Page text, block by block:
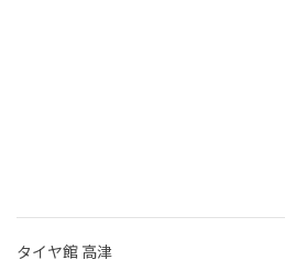
タイヤ館 高津